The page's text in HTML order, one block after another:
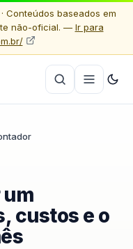
Conteúdos baseados em
não-oficial. — Ir para
custos e o